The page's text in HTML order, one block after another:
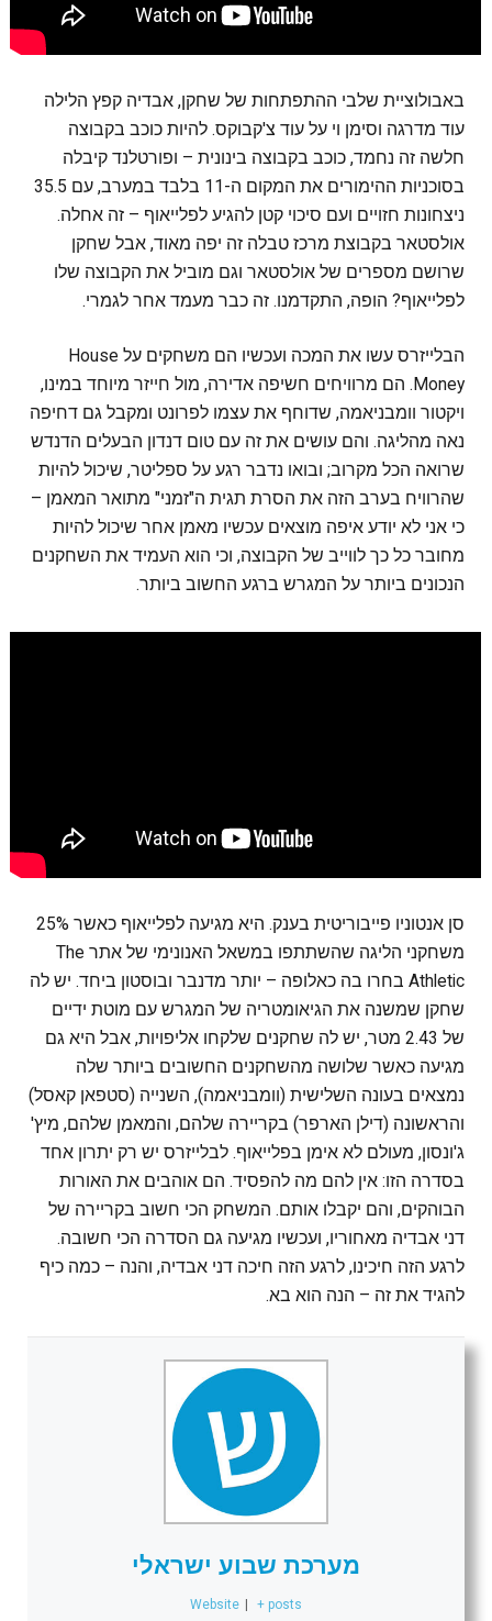
באבולוציית שלבי ההתפתחות של שחקן, אבדיה קפץ הלילה
עוד מדרגה וסימן וי על עוד צ'קבוקס. להיות כוכב בקבוצה
חלשה זה נחמד, כוכב בקבוצה בינונית – ופורטלנד קיבלה
בסוכניות ההימורים את המקום ה-11 בלבד במערב, עם 35.5
ניצחונות חזויים ועם סיכוי קטן להגיע לפלייאוף – זה אחלה.
אולסטאר בקבוצת מרכז טבלה זה יפה מאוד, אבל שחקן
שרושם מספרים של אולסטאר וגם מוביל את הקבוצה שלו
לפלייאוף? הופה, התקדמנו. זה כבר מעמד אחר לגמרי.
הבלייזרס עשו את המכה ועכשיו הם משחקים על House
Money. הם מרוויחים חשיפה אדירה, מול חייזר מיוחד במינו,
ויקטור וומבניאמה, שדוחף את עצמו לפרונט ומקבל גם דחיפה
נאה מהליגה. והם עושים את זה עם טום דנדון הבעלים הדנדש
שרואה הכל מקרוב; ובואו נדבר רגע על ספליטר, שיכול להיות
שהרוויח בערב הזה את הסרת תגית ה"זמני" מתואר המאמן –
כי אני לא יודע איפה מוצאים עכשיו מאמן אחר שיכול להיות
מחובר כל כך לווייב של הקבוצה, וכי הוא העמיד את השחקנים
הנכונים ביותר על המגרש ברגע החשוב ביותר.
סן אנטוניו פייבוריטית בענק. היא מגיעה לפלייאוף כאשר 25%
משחקני הליגה שהשתתפו במשאל האנונימי של אתר The
Athletic בחרו בה כאלופה – יותר מדנבר ובוסטון ביחד. יש לה
שחקן שמשנה את הגיאומטריה של המגרש עם מוטת ידיים
של 2.43 מטר, יש לה שחקנים שלקחו אליפויות, אבל היא גם
מגיעה כאשר שלושה מהשחקנים החשובים ביותר שלה
נמצאים בעונה השלישית (וומבניאמה), השנייה (סטפאן קאסל)
והראשונה (דילן הארפר) בקריירה שלהם, והמאמן שלהם, מיץ'
ג'ונסון, מעולם לא אימן בפלייאוף. לבלייזרס יש רק יתרון אחד
בסדרה הזו: אין להם מה להפסיד. הם אוהבים את האורות
הבוהקים, והם יקבלו אותם. המשחק הכי חשוב בקריירה של
דני אבדיה מאחוריו, ועכשיו מגיעה גם הסדרה הכי חשובה.
לרגע הזה חיכינו, לרגע הזה חיכה דני אבדיה, והנה – כמה כיף
להגיד את זה – הנה הוא בא.
מערכת שבוע ישראלי
Website + posts